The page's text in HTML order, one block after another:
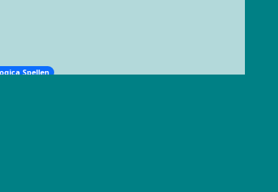
Spellen